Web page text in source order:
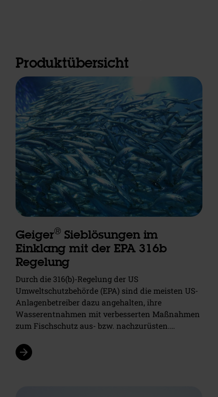
Produktübersicht
Geiger® Sieblösungen im
Einklang mit der EPA 316b
Regelung
Durch die 316(b)-Regelung der US
Umweltschutzbehörde (EPA) sind die meisten US-
Anlagenbetreiber dazu angehalten, ihre
Wasserentnahmen mit verbesserten Maßnahmen
zum Fischschutz aus- bzw. nachzurüsten.…
arrow_forward